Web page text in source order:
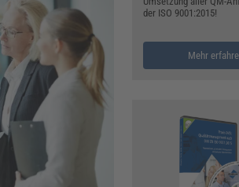
& Haustechnik
Personalmanagement
& Arbeitshilfen
(AKADEMIE HERKERT)
der ISO 9001:2015!
Mehr